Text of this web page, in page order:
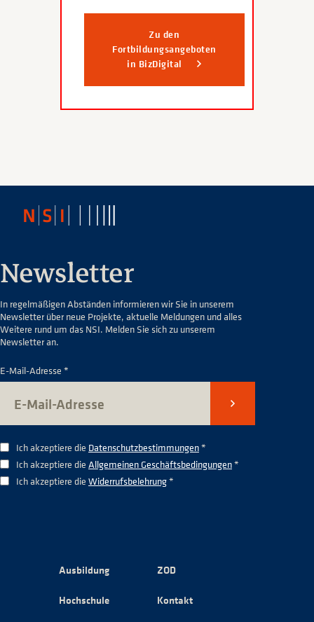
Zu den
Fortbildungsangeboten
in BizDigital
Newsletter
In regelmäßigen Abständen informieren wir Sie in unserem
Newsletter über neue Projekte, aktuelle Meldungen und alles
Weitere rund um das NSI. Melden Sie sich zu unserem
Newsletter an.
E-Mail-Adresse *
Senden
Ich akzeptiere die Datenschutzbestimmungen*
Ich akzeptiere die Allgemeinen Geschäftsbedingungen*
Ich akzeptiere die Widerrufsbelehrung*
Ausbildung
Hochschule
ZOD
Kontakt